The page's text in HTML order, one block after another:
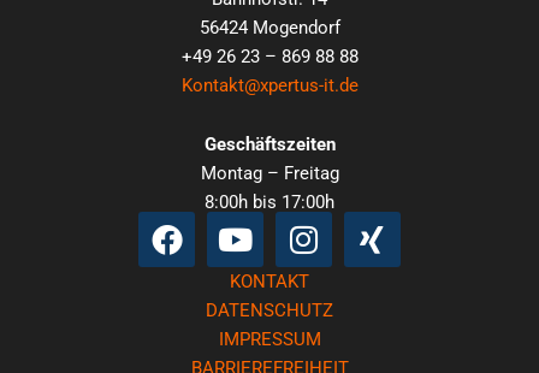
56424 Mogendorf
+49 26 23 – 869 88 88
Kontakt@xpertus-it.de
Geschäftszeiten
Montag – Freitag
8:00h bis 17:00h
Facebook
YoutubeInstagram
Xing
KONTAKT
DATENSCHUTZ
IMPRESSUM